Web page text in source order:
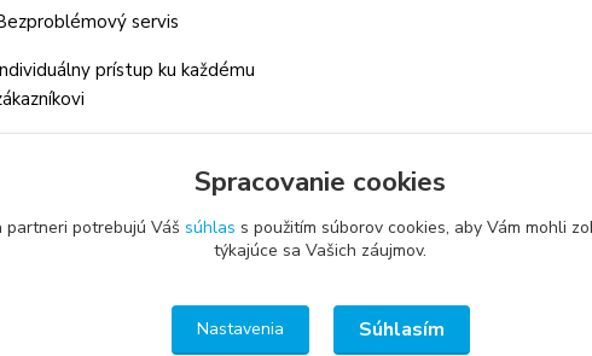
servis
prístup ku každému
Spracovanie cookies
partneri potrebujú Váš súhlas s použitím súborov cookies, aby Vám mohli
týkajúce sa Vašich záujmov.
Nastavenia Súhlasím